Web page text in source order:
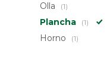
Olla (1)
Plancha (1)
Horno (1)